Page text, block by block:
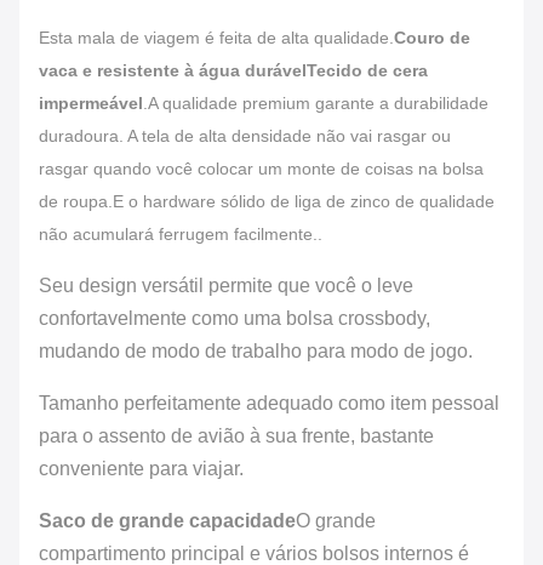
Esta mala de viagem é feita de alta qualidade. Couro de
vaca e resistente à água durávelTecido de cera
impermeável A qualidade premium garante a durabilidade
duradoura. A tela de alta densidade não vai rasgar ou
rasgar quando você colocar um monte de coisas na bolsa
de roupa.E o hardware sólido de liga de zinco de qualidade
não acumulará ferrugem facilmente..
Seu design versátil permite que você o leve
confortavelmente como uma bolsa crossbody,
mudando de modo de trabalho para modo de jogo.
Tamanho perfeitamente adequado como item pessoal
para o assento de avião à sua frente, bastante
conveniente para viajar.
Saco de grande capacidadeO grande
compartimento principal e vários bolsos internos é